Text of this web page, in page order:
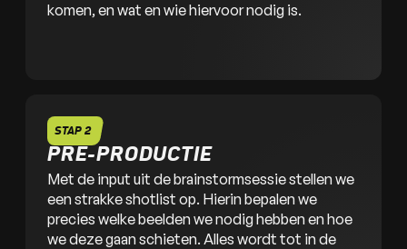
komen, en wat en wie hiervoor nodig is.
STAP 2
PRE-PRODUCTIE
Met de input uit de brainstormsessie stellen we
een strakke shotlist op. Hierin bepalen we
precies welke beelden we nodig hebben en hoe
we deze gaan schieten. Alles wordt tot in de